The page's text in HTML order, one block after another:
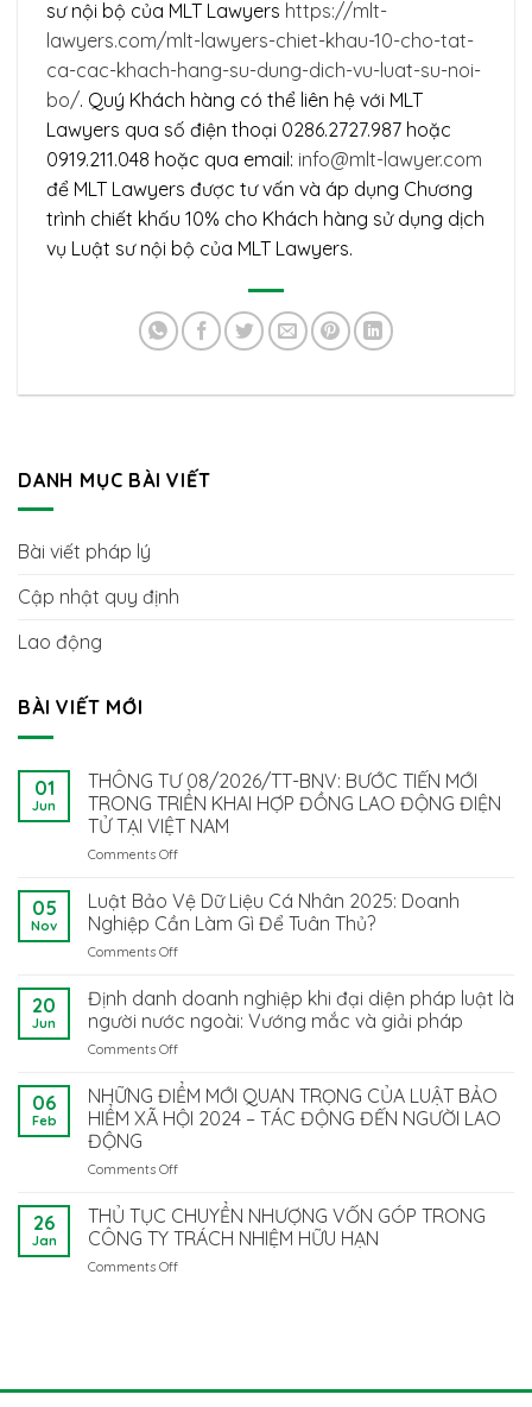
sư nội bộ của MLT Lawyers https://mlt-
lawyers.com/mlt-lawyers-chiet-khau-10-cho-tat-
ca-cac-khach-hang-su-dung-dich-vu-luat-su-noi-
bo/. Quý Khách hàng có thể liên hệ với MLT
Lawyers qua số điện thoại 0286.2727.987 hoặc
0919.211.048 hoặc qua email: info@mlt-lawyer.com
để MLT Lawyers được tư vấn và áp dụng Chương
trình chiết khấu 10% cho Khách hàng sử dụng dịch
vụ Luật sư nội bộ của MLT Lawyers.
DANH MỤC BÀI VIẾT
Bài viết pháp lý
Cập nhật quy định
Lao động
BÀI VIẾT MỚI
01
Jun
THÔNG TƯ 08/2026/TT-BNV: BƯỚC TIẾN MỚI
TRONG TRIỂN KHAI HỢP ĐỒNG LAO ĐỘNG ĐIỆN
TỬ TẠI VIỆT NAM
Comments Off
TƯ
08/2026/TT-
BNV:
MỚI
TRONG
TRIỂN
ĐỒNG
LAO
VIỆT
NAM
05
Nov
Luật Bảo Vệ Dữ Liệu Cá Nhân 2025: Doanh
Nghiệp Cần Làm Gì Để Tuân Thủ?
Comments Off
Bảo
Dữ
Nhân
2025:
Gì
Để
20
Jun
Định danh doanh nghiệp khi đại diện pháp luật là
người nước ngoài: Vướng mắc và giải pháp
Comments Off
danh
doanh
nghiệp
pháp
luật
giải
06
Feb
NHỮNG ĐIỂM MỚI QUAN TRỌNG CỦA LUẬT BẢO
HIỂM XÃ HỘI 2024 – TÁC ĐỘNG ĐẾN NGƯỜI LAO
ĐỘNG
Comments Off
ĐIỂM
MỚI
QUAN
HỘI
26
Jan
THỦ TỤC CHUYỂN NHƯỢNG VỐN GÓP TRONG
CÔNG TY TRÁCH NHIỆM HỮU HẠN
Comments Off
GÓP